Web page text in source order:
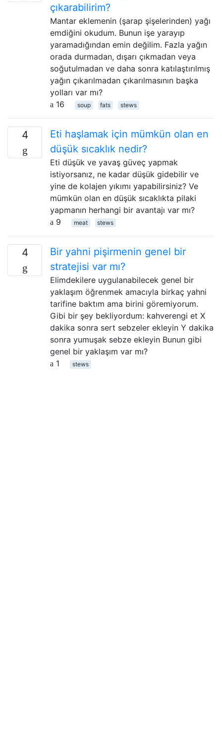
çıkarabilirim?
Mantar eklemenin (şarap şişelerinden) yağı
emdiğini okudum. Bunun işe yarayıp
yaramadığından emin değilim. Fazla yağın
orada durmadan, dışarı çıkmadan veya
soğutulmadan ve daha sonra katılaştırılmış
yağın çıkarılmadan çıkarılmasının başka
yolları var mı?
16
soup fats stews
4
Eti haşlamak için mümkün olan en
düşük sıcaklık nedir?
Eti düşük ve yavaş güveç yapmak
istiyorsanız, ne kadar düşük gidebilir ve
yine de kolajen yıkımı yapabilirsiniz? Ve
mümkün olan en düşük sıcaklıkta pilaki
yapmanın herhangi bir avantajı var mı?
9
meat stews
4
Bir yahni pişirmenin genel bir
stratejisi var mı?
Elimdekilere uygulanabilecek genel bir
yaklaşım öğrenmek amacıyla birkaç yahni
tarifine baktım ama birini göremiyorum.
Gibi bir şey bekliyordum: kahverengi et X
dakika sonra sert sebzeler ekleyin Y dakika
sonra yumuşak sebze ekleyin Bunun gibi
genel bir yaklaşım var mı?
1
stews